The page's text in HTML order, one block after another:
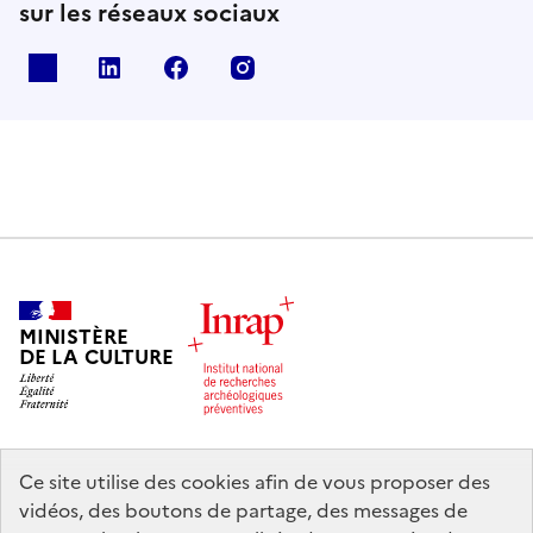
Ce site utilise des cookies afin de vous proposer des
vidéos, des boutons de partage, des messages de
sur les réseaux sociaux
Linkedin Facebook
MINISTÈRE
DE LA CULTURE
legifrance.gouv.fr info.gouv.fr